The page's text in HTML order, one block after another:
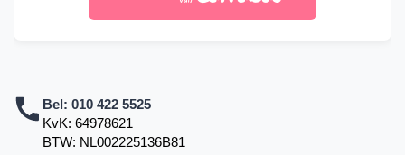
Bel: 010 422 5525
KvK: 64978621
BTW: NL002225136B81